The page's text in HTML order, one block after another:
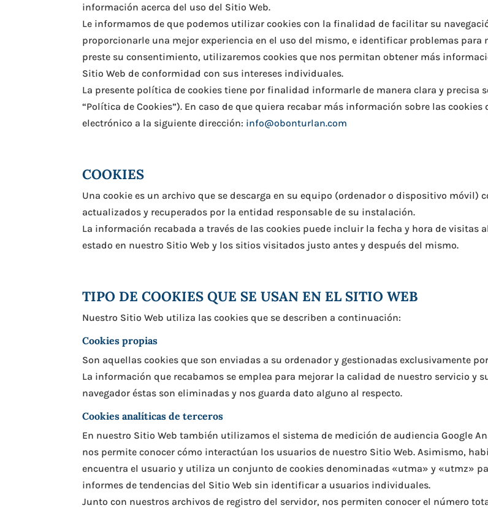
información acerca del uso del Sitio Web.
Le informamos de que podemos utilizar cookies con la finalidad de facilitar su
proporcionarle una mejor experiencia en el uso del mismo, e identificar problemas para
preste su consentimiento, utilizaremos cookies que nos permitan obtener más
Sitio Web de conformidad con sus intereses individuales.
La presente política de cookies tiene por finalidad informarle de manera clara y precisa
“Política de Cookies”). En caso de que quiera recabar más información sobre las
electrónico a la siguiente dirección: info@obonturlan.com
COOKIES
Una cookie es un archivo que se descarga en su equipo (ordenador o dispositivo
actualizados y recuperados por la entidad responsable de su instalación.
La información recabada a través de las cookies puede incluir la fecha y hora de visitas
estado en nuestro Sitio Web y los sitios visitados justo antes y después del mismo.
TIPO DE COOKIES QUE SE USAN EN EL SITIO WEB
Nuestro Sitio Web utiliza las cookies que se describen a continuación:
Cookies propias
Son aquellas cookies que son enviadas a su ordenador y gestionadas exclusivamente
La información que recabamos se emplea para mejorar la calidad de nuestro servicio y
navegador éstas son eliminadas y nos guarda dato alguno al respecto.
Cookies analíticas de terceros
En nuestro Sitio Web también utilizamos el sistema de medición de audiencia Google
nos permite conocer cómo interactúan los usuarios de nuestro Sitio Web. Asimismo,
encuentra el usuario y utiliza un conjunto de cookies denominadas «utma» y «utmz»
informes de tendencias del Sitio Web sin identificar a usuarios individuales.
Junto con nuestros archivos de registro del servidor, nos permiten conocer el número